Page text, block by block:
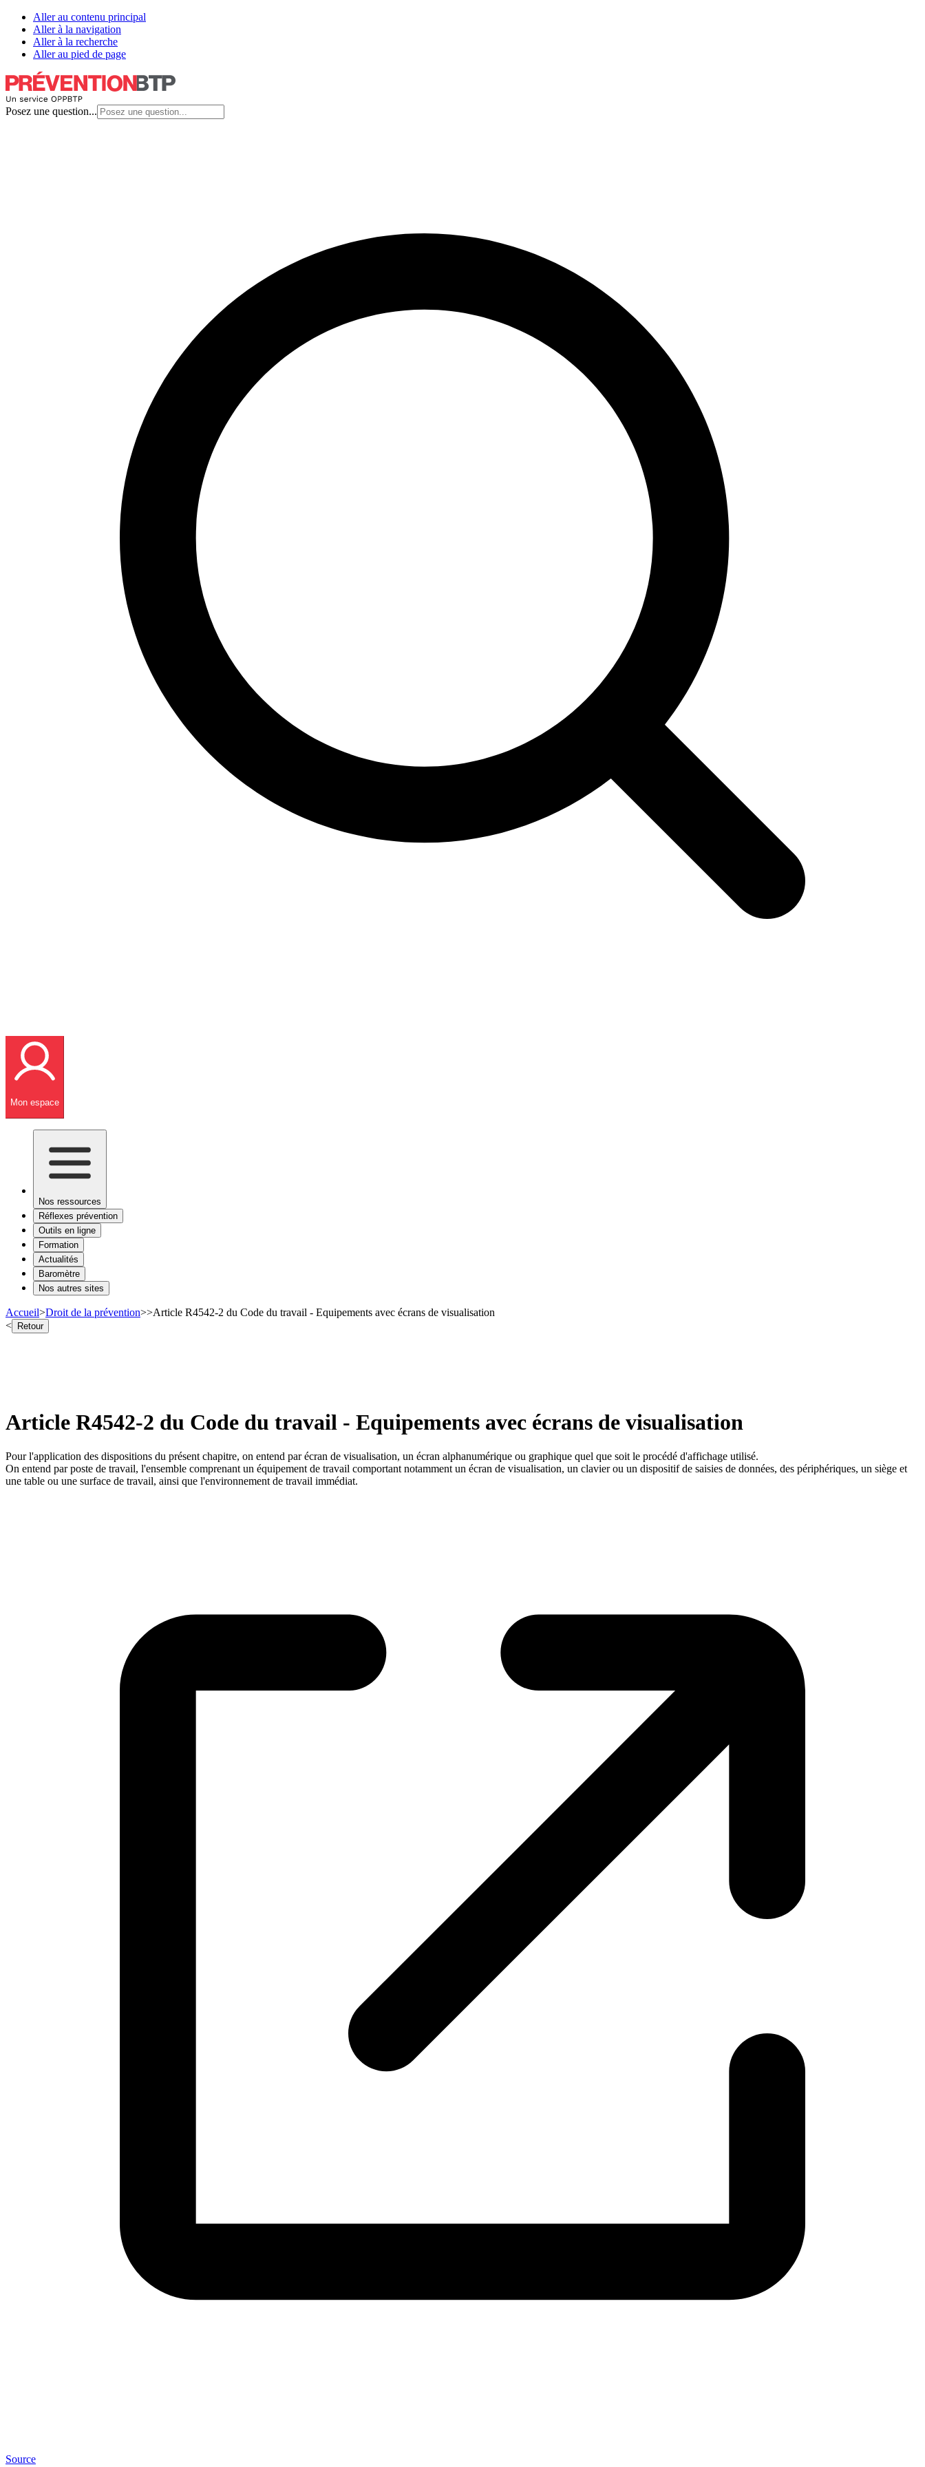
Aller au contenu principal
Aller à la navigation
Aller à la recherche
Aller au pied de page
Posez une question...
Mon espace
Nos ressources
Réflexes prévention
Outils en ligne
Formation
Actualités
Baromètre
Nos autres sites
Accueil>Droit de la prévention>>Article R4542-2 du Code du travail - Equipements avec écrans de visualisation
< Retour
Article R4542-2 du Code du travail - Equipements avec écrans de visualisation
Pour l'application des dispositions du présent chapitre, on entend par écran de visualisation, un écran alphanumérique ou graphique quel que soit le procédé d'affichage utilisé.
On entend par poste de travail, l'ensemble comprenant un équipement de travail comportant notamment un écran de visualisation, un clavier ou un dispositif de saisies de données, des périphériques, un siège et
une table ou une surface de travail, ainsi que l'environnement de travail immédiat.
Source